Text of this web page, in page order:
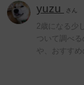
yuzu さん
2歳になる少
ついて調べ
や、おすす